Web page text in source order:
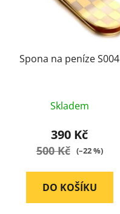
Spona na peníze S004
Skladem
390 Kč
500 Kč (–22 %)
DO KOŠÍKU